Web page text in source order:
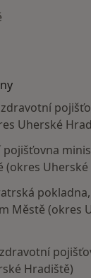
Uherské
pojišťovna
(okres
Městě (okres
Hradiště)